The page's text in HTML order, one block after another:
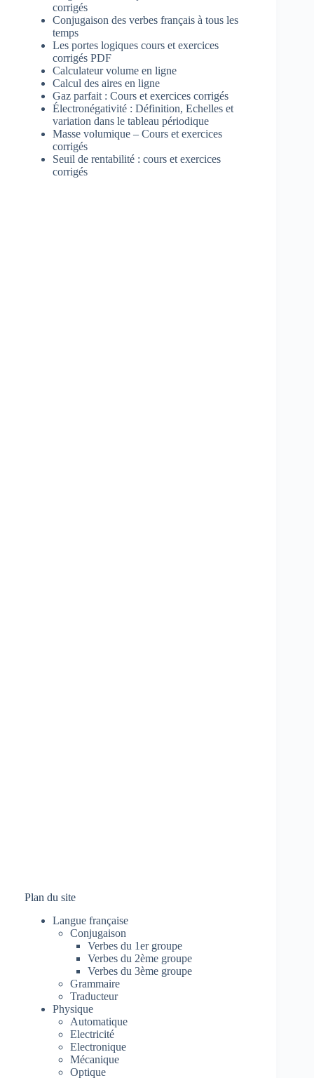
corrigés
Conjugaison des verbes français à tous les
temps
Les portes logiques cours et exercices
corrigés PDF
Calculateur volume en ligne
Calcul des aires en ligne
Gaz parfait : Cours et exercices corrigés
Électronégativité : Définition, Echelles et
variation dans le tableau périodique
Masse volumique – Cours et exercices
corrigés
Seuil de rentabilité : cours et exercices
corrigés
Plan du site
Langue française
Conjugaison
Verbes du 1er groupe
Verbes du 2ème groupe
Verbes du 3ème groupe
Grammaire
Traducteur
Physique
Automatique
Electricité
Electronique
Mécanique
Optique